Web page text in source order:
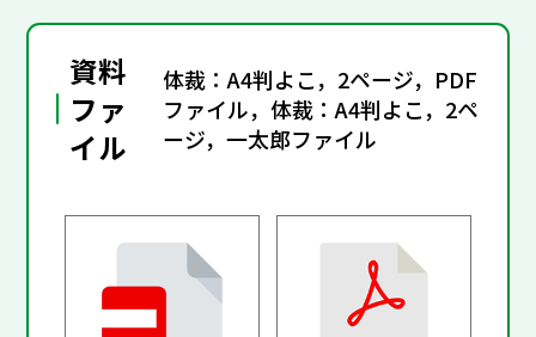
資料
ファ
イル
体裁：A4判よこ，2ページ，PDF
ファイル，体裁：A4判よこ，2ペ
ージ，一太郎ファイル